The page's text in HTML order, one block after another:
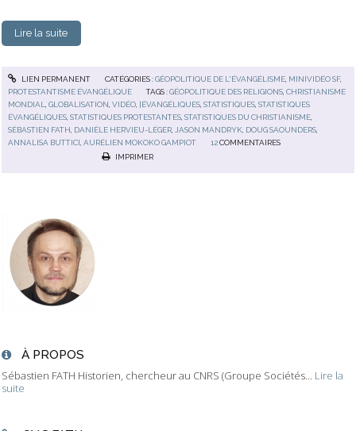
À PROPOS
Sébastien FATH Historien, chercheur au CNRS (Groupe Sociétés... Lire la
suite
Lire la suite
LIEN PERMANENT CATÉGORIES :GÉOPOLITIQUE DE L'ÉVANGÉLISME, MINIVIDÉO SF,
PROTESTANTISME ÉVANGÉLIQUE
TAGS :GÉOPOLITIQUE DES RELIGIONS ,CHRISTIANISME
MONDIAL
,GLOBALISATION ,VIDÉO |ÉVANGÉLIQUES ,STATISTIQUES ,STATISTIQUES
ÉVANGÉLIQUES ,STATISTIQUES PROTESTANTES ,STATISTIQUES DU CHRISTIANISME
SÉBASTIEN FATH DANIÈLE HERVIEU-LÉGER JASON MANDRYK DOUG SAOUNDERS
ANNALISA BUTTICI ,AURÉLIEN MOKOKO GAMPIOT 12 COMMENTAIRES
IMPRIMER